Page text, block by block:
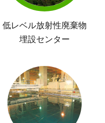
低レベル放射性廃棄物
埋設センター